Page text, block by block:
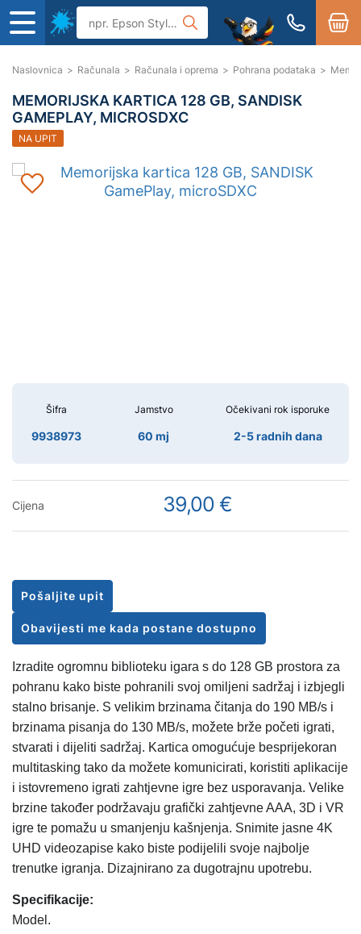
Naslovnica > Računala > Računala i oprema > Pohrana podataka >
Izradite ogromnu biblioteku igara s do 128 GB prostora za
pohranu kako biste pohranili svoj omiljeni sadržaj i izbjegli
stalno brisanje. S velikim brzinama čitanja do 190 MB/s i
brzinama pisanja do 130 MB/s, možete brže početi igrati,
stvarati i dijeliti sadržaj. Kartica omogućuje besprijekoran
multitasking tako da možete komunicirati, koristiti aplikacije
i istovremeno igrati zahtjevne igre bez usporavanja. Velike
brzine također podržavaju grafički zahtjevne AAA, 3D i VR
igre te pomažu u smanjenju kašnjenja. Snimite jasne 4K
UHD videozapise kako biste podijelili svoje najbolje
trenutke igranja. Dizajnirano za dugotrajnu upotrebu.
Specifikacije:
Model.
MEMORIJSKA KARTICA 128 GB, SANDISK
GAMEPLAY, MICROSDXC
NA UPIT
Šifra
9938973
Jamstvo
60 mj
Očekivani rok isporuke
2-5 radnih dana
Cijena 39,00 €
Pošaljite upit
Obavijesti me kada postane dostupno